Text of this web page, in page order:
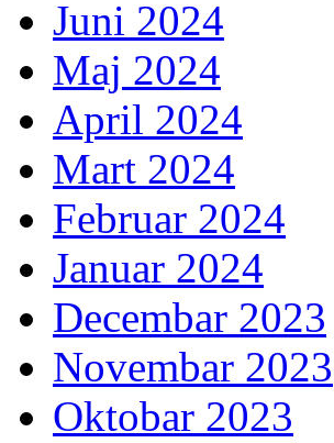
Juni 2024
Maj 2024
April 2024
Mart 2024
Februar 2024
Januar 2024
Decembar 2023
Novembar 2023
Oktobar 2023